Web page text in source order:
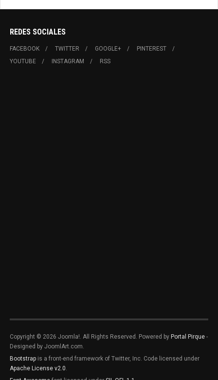
REDES SOCIALES
FACEBOOK TWITTER GOOGLE+
PINTEREST
YOUTUBE
INSTAGRAM RSS
Copyright © 2026 Joomla!. All Rights Reserved. Powered by Portal Pirque -
Designed by JoomlArt.com.
Bootstrap is a front-end framework of Twitter, Inc. Code licensed under
Apache License v2.0